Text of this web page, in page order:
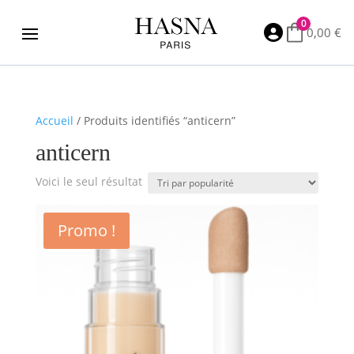
 0
0,00 €
Accueil / Produits identifiés “anticern”
anticern
Voici le seul résultat
Promo !